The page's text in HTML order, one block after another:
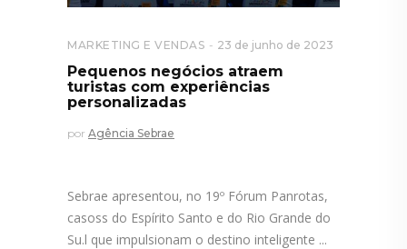
MARKETING E VENDAS 23 de junho de 2023
Pequenos negócios atraem
turistas com experiências
personalizadas
por Agência Sebrae
Sebrae apresentou, no 19º Fórum Panrotas,
casoss do Espírito Santo e do Rio Grande do
Su.l que impulsionam o destino inteligente